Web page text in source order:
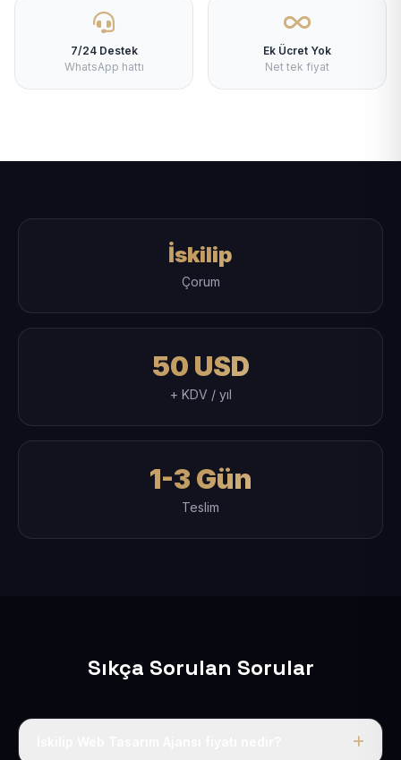
7/24 Destek
WhatsApp hattı
Ek Ücret Yok
Net tek fiyat
İskilip
Çorum
50 USD
+ KDV / yıl
1-3 Gün
Teslim
Sıkça Sorulan Sorular